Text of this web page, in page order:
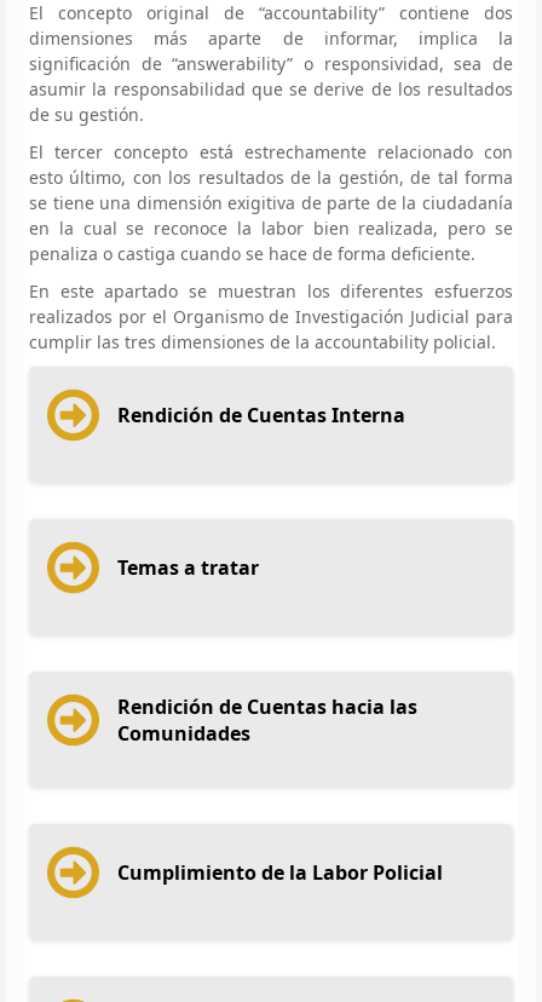
El concepto original de “accountability” contiene dos
dimensiones más aparte de informar, implica la
significación de “answerability” o responsividad, sea de
asumir la responsabilidad que se derive de los resultados
de su gestión.
El tercer concepto está estrechamente relacionado con
esto último, con los resultados de la gestión, de tal forma
se tiene una dimensión exigitiva de parte de la ciudadanía
en la cual se reconoce la labor bien realizada, pero se
penaliza o castiga cuando se hace de forma deficiente.
En este apartado se muestran los diferentes esfuerzos
realizados por el Organismo de Investigación Judicial para
cumplir las tres dimensiones de la accountability policial.
Rendición de Cuentas Interna
Temas a tratar
Rendición de Cuentas hacia las
Comunidades
Cumplimiento de la Labor Policial